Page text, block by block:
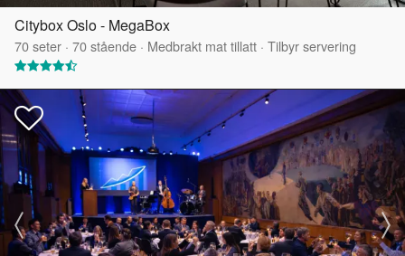
Citybox Oslo - MegaBox
70seter · 70stående · Medbrakt mat tillatt · Tilbyr servering